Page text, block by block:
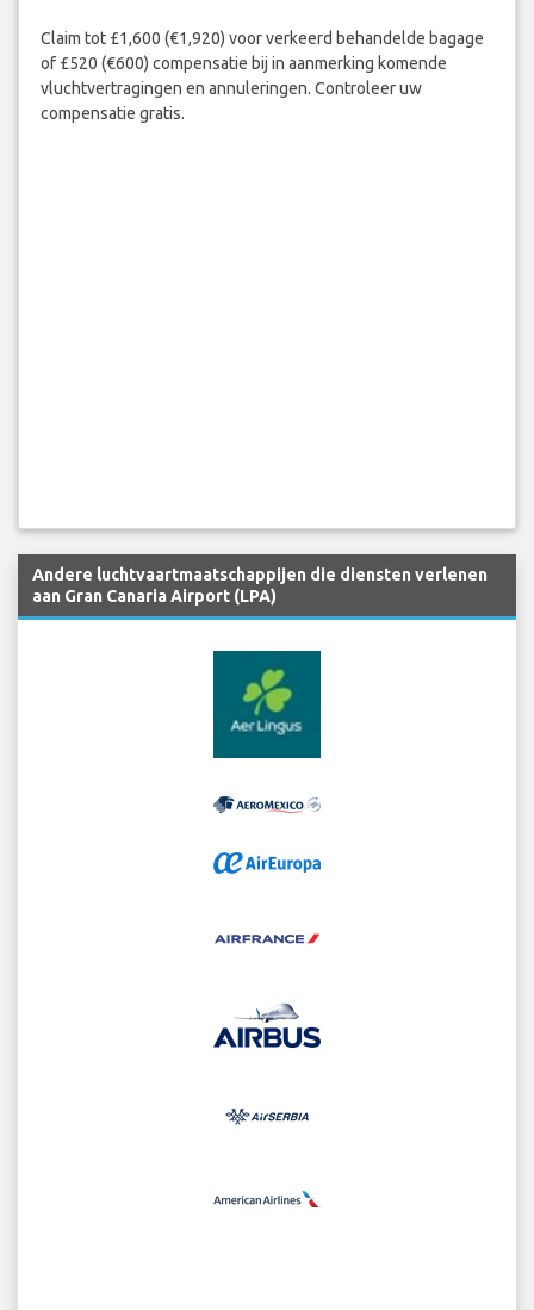
Claim tot £1,600 (€1,920) voor verkeerd behandelde bagage
of £520 (€600) compensatie bij in aanmerking komende
vluchtvertragingen en annuleringen. Controleer uw
compensatie gratis.
Andere luchtvaartmaatschappijen die diensten verlenen
aan Gran Canaria Airport (LPA)